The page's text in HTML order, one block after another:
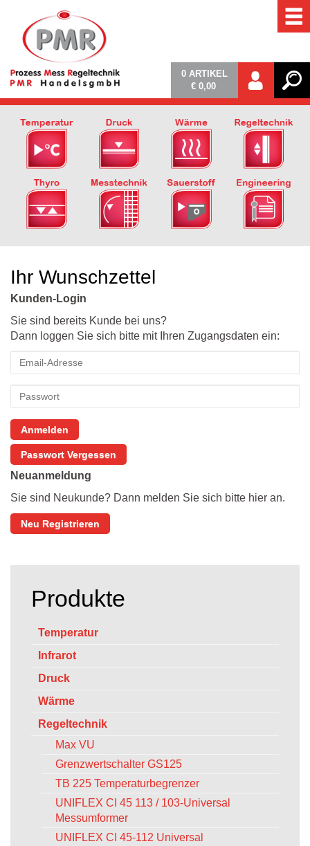
0 ARTIKEL
€ 0,00
Ihr Wunschzettel
Kunden-Login
Sie sind bereits Kunde bei uns?
Dann loggen Sie sich bitte mit Ihren Zugangsdaten ein:
Anmelden
Passwort Vergessen
Neuanmeldung
Sie sind Neukunde? Dann melden Sie sich bitte hier an.
Neu Registrieren
Produkte
Temperatur
Infrarot
Druck
Wärme
Regeltechnik
Max VU
Grenzwertschalter GS125
TB 225 Temperaturbegrenzer
UNIFLEX CI 45 113 / 103-Universal
Messumformer
UNIFLEX CI 45-112 Universal